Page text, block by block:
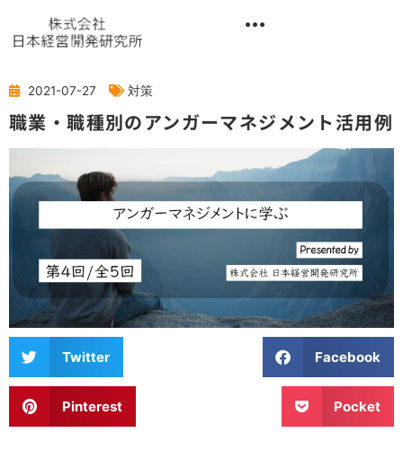
キ
プ
2021-07-27 対策
職業・職種別のアンガーマネジメント活用例
Twitter Facebook
Pinterest Pocket